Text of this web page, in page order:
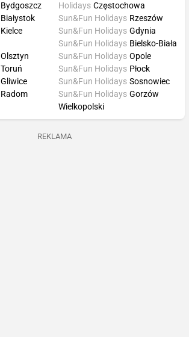
Bydgoszcz
Białystok
Kielce
Holidays Częstochowa
Sun&Fun Holidays Rzeszów
Sun&Fun Holidays Gdynia
Sun&Fun Holidays Bielsko-Biała
Olsztyn
Toruń
Gliwice
Radom
Sun&Fun Holidays Opole
Sun&Fun Holidays Płock
Sun&Fun Holidays Sosnowiec
Sun&Fun Holidays Gorzów
Wielkopolski
REKLAMA